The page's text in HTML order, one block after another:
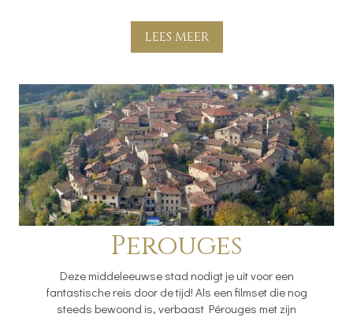
LEES MEER
Perouges
Deze middeleeuwse stad nodigt je uit voor een
fantastische reis door de tijd! Als een filmset die nog
steeds bewoond is, verbaast Pérouges met zijn